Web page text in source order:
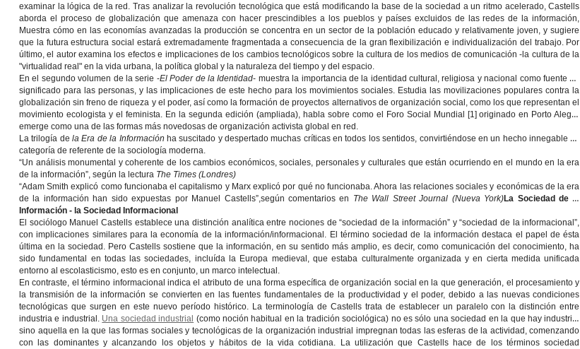
examinar la lógica de la red. Tras analizar la revolución tecnológica que está modificando la base de la sociedad a un ritmo acelerado, Castells
aborda el proceso de globalización que amenaza con hacer prescindibles a los pueblos y países excluidos de las redes de la información,
Muestra cómo en las economías avanzadas la producción se concentra en un sector de la población educado y relativamente joven, y sugiere
que la futura estructura social estará extremadamente fragmentada a consecuencia de la gran flexibilización e individualización del trabajo. Por
último, el autor examina los efectos e implicaciones de los cambios tecnológicos sobre la cultura de los medios de comunicación -la cultura de la
"virtualidad real" en la vida urbana, la política global y la naturaleza del tiempo y del espacio.
En el segundo volumen de la serie -El Poder de la Identidad- muestra la importancia de la identidad cultural, religiosa y nacional como fuente de
significado para las personas, y las implicaciones de este hecho para los movimientos sociales. Estudia las movilizaciones populares contra la
globalización sin freno de riqueza y el poder, así como la formación de proyectos alternativos de organización social, como los que representan el
movimiento ecologista y el feminista. En la segunda edición (ampliada), habla sobre como el Foro Social Mundial
[1] originado en Porto Alegre
emerge como una de las formas más novedosas de organización activista global en red.
La trilogía dela Era de la Información ha suscitado y despertado muchas críticas en todos los sentidos, convirtiéndose en un hecho innegable su
categoría de referente de la sociología moderna.
“Un análisis monumental y coherente de los cambios económicos, sociales, personales y culturales que están ocurriendo en el mundo en la era
de la información”, según la lectura The Times (Londres)
“Adam Smith explicó como funcionaba el capitalismo y Marx explicó por qué no funcionaba. Ahora las relaciones sociales y económicas de la era
de la información han sido expuestas por Manuel Castells”,según comentarios en The Wall Street Journal (Nueva York)La Sociedad de la
Información - la Sociedad Informacional
El sociólogo Manuel Castells establece una distinción analítica entre nociones de “sociedad de la información” y “sociedad de la informacional”,
con implicaciones similares para la economía de la información/informacional. El término sociedad de la información destaca el papel de ésta
última en la sociedad. Pero Castells sostiene que la información, en su sentido más amplio, es decir, como comunicación del conocimiento, ha
sido fundamental en todas las sociedades, incluída la Europa medieval, que estaba culturalmente organizada y en cierta medida unificada
entorno al escolasticismo, esto es en conjunto, un marco intelectual.
En contraste, el término informacional indica el atributo de una forma específica de organización social en la que generación, el procesamiento y
la transmisión de la información se convierten en las fuentes fundamentales de la productividad y el poder, debido a las nuevas condiciones
tecnológicas que surgen en este nuevo período histórico. La terminología de Castells trata de establecer un paralelo con la distinción entre
industria e industrial. Una sociedad industrial (como noción habitual en la tradición sociológica) no es sólo una sociedad en la que hay industria,
sino aquella en la que las formas sociales y tecnológicas de la organización industrial impregnan todas las esferas de la actividad, comenzando
con las dominantes y alcanzando los objetos y hábitos de la vida cotidiana. La utilización que Castells hace de los términos sociedad